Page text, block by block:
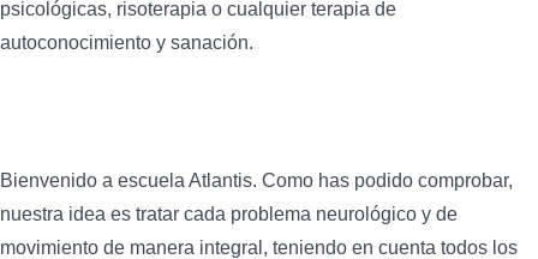
psicológicas, risoterapia o cualquier terapia de
autoconocimiento y sanación.
Bienvenido a escuela Atlantis. Como has podido comprobar,
nuestra idea es tratar cada problema neurológico y de
movimiento de manera integral, teniendo en cuenta todos los